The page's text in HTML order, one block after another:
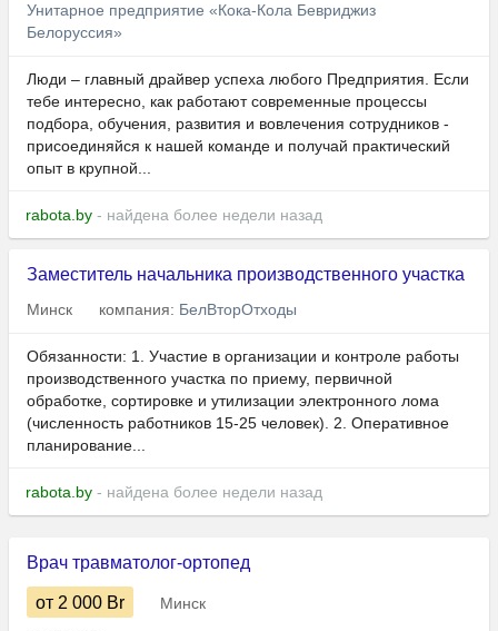
Унитарное предприятие «Кока-Кола Бевриджиз
Белоруссия»
Люди – главный драйвер успеха любого Предприятия. Если
тебе интересно, как работают современные процессы
подбора, обучения, развития и вовлечения сотрудников -
присоединяйся к нашей команде и получай практический
опыт в крупной...
rabota.by - найдена более недели назад
Заместитель начальника производственного участка
Минск компания: БелВторОтходы
Обязанности: 1. Участие в организации и контроле работы
производственного участка по приему, первичной
обработке, сортировке и утилизации электронного лома
(численность работников 15-25 человек). 2. Оперативное
планирование...
rabota.by - найдена более недели назад
Врач травматолог-ортопед
от 2 000 Br
Минск